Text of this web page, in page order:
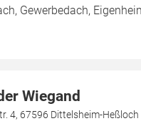
Gewerbedach,
Wiegand
4, 67596 Dittelsheim-